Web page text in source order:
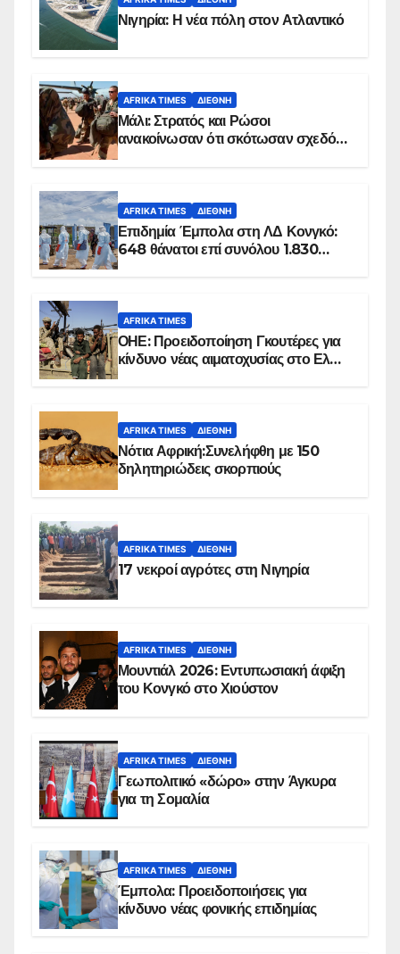
Νιγηρία: Η νέα πόλη στον Ατλαντικό
AFRIKA TIMES ΔΙΕΘΝΉ
Μάλι: Στρατός και Ρώσοι
ανακοίνωσαν ότι σκότωσαν σχεδόν
AFRIKA TIMES ΔΙΕΘΝΉ
Επιδημία Έμπολα στη ΛΔ Κονγκό:
648 θάνατοι επί συνόλου 1.830
AFRIKA TIMES
ΟΗΕ: Προειδοποίηση Γκουτέρες για
κίνδυνο νέας αιματοχυσίας στο Ελ
AFRIKA TIMES ΔΙΕΘΝΉ
Νότια Αφρική:Συνελήφθη με 150
δηλητηριώδεις σκορπιούς
AFRIKA TIMES ΔΙΕΘΝΉ
17 νεκροί αγρότες στη Νιγηρία
AFRIKA TIMES ΔΙΕΘΝΉ
Μουντιάλ 2026: Εντυπωσιακή άφιξη
του Κονγκό στο Χιούστον
AFRIKA TIMES ΔΙΕΘΝΉ
Γεωπολιτικό «δώρο» στην Άγκυρα
για τη Σομαλία
AFRIKA TIMES ΔΙΕΘΝΉ
Έμπολα: Προειδοποιήσεις για
κίνδυνο νέας φονικής επιδημίας